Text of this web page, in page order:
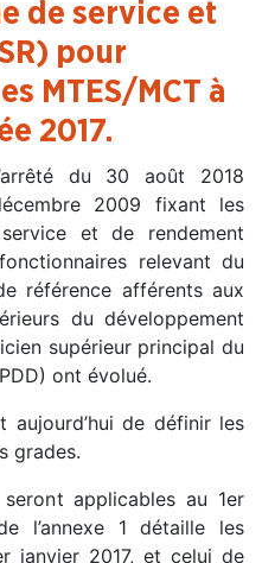
de service et
pour
MTES/MCT à
2017.
du 30 août 2018
2009 fixant les
et de rendement
relevant du
référence afférents aux
du développement
supérieur principal du
ont évolué.
aujourd’hui de définir les
grades.
applicables au 1er
l’annexe 1 détaille les
janvier 2017, et celui de